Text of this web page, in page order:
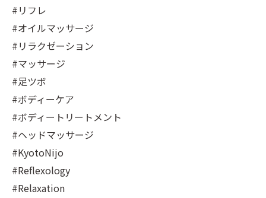
#リフレ
#オイルマッサージ
#リラクゼーション
#マッサージ
#足ツボ
#ボディーケア
#ボディートリートメント
#ヘッドマッサージ
#KyotoNijo
#Reflexology
#Relaxation